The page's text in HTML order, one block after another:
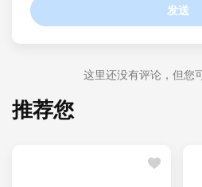
发送
这里还没有评论，但您
推荐您